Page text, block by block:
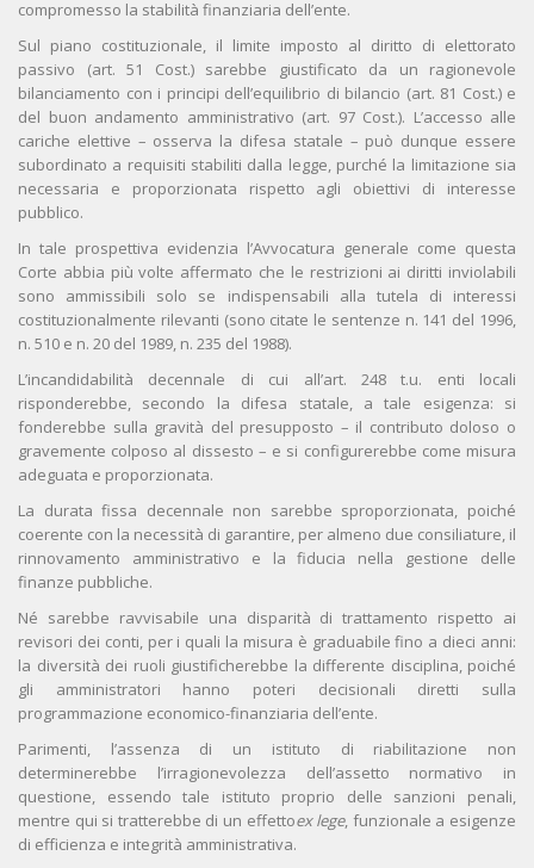
compromesso la stabilità finanziaria dell’ente.
Sul piano costituzionale, il limite imposto al diritto di elettorato
passivo (art. 51 Cost.) sarebbe giustificato da un ragionevole
bilanciamento con i principi dell’equilibrio di bilancio (art. 81 Cost.) e
del buon andamento amministrativo (art. 97 Cost.). L’accesso alle
cariche elettive – osserva la difesa statale – può dunque essere
subordinato a requisiti stabiliti dalla legge, purché la limitazione sia
necessaria e proporzionata rispetto agli obiettivi di interesse
pubblico.
In tale prospettiva evidenzia l’Avvocatura generale come questa
Corte abbia più volte affermato che le restrizioni ai diritti inviolabili
sono ammissibili solo se indispensabili alla tutela di interessi
costituzionalmente rilevanti (sono citate le sentenze n. 141 del 1996,
n. 510 e n. 20 del 1989, n. 235 del 1988).
L’incandidabilità decennale di cui all’art. 248 t.u. enti locali
risponderebbe, secondo la difesa statale, a tale esigenza: si
fonderebbe sulla gravità del presupposto – il contributo doloso o
gravemente colposo al dissesto – e si configurerebbe come misura
adeguata e proporzionata.
La durata fissa decennale non sarebbe sproporzionata, poiché
coerente con la necessità di garantire, per almeno due consiliature, il
rinnovamento amministrativo e la fiducia nella gestione delle
finanze pubbliche.
Né sarebbe ravvisabile una disparità di trattamento rispetto ai
revisori dei conti, per i quali la misura è graduabile fino a dieci anni:
la diversità dei ruoli giustificherebbe la differente disciplina, poiché
gli amministratori hanno poteri decisionali diretti sulla
programmazione economico-finanziaria dell’ente.
Parimenti, l’assenza di un istituto di riabilitazione non
determinerebbe l’irragionevolezza dell’assetto normativo in
questione, essendo tale istituto proprio delle sanzioni penali,
mentre qui si tratterebbe di un effettoex lege, funzionale a esigenze
di efficienza e integrità amministrativa.